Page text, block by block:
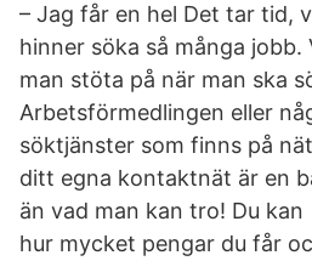
– Jag får en hel Det tar tid,
hinner söka så många jobb.
man stöta på när man ska
Arbetsförmedlingen eller
söktjänster som finns på
ditt egna kontaktnät är en
än vad man kan tro! Du
hur mycket pengar du får